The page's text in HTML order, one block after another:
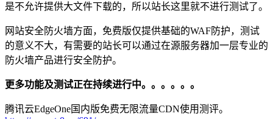
是不允许提供大文件下载的，所以站长这里就不进行测试了。
网站安全防火墙方面，免费版仅提供基础的WAF防护，测试
的意义不大，有需要的站长可以通过在源服务器加一层专业的
防火墙产品进行安全防护。
更多功能及测试正在持续进行中。。。。。。
腾讯云EdgeOne国内版免费无限流量CDN使用测评。